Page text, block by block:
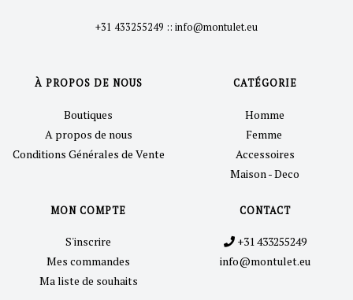
+31 433255249 :: info@montulet.eu
À PROPOS DE NOUS
Boutiques
A propos de nous
Conditions Générales de Vente
CATÉGORIE
Homme
Femme
Accessoires
Maison - Deco
MON COMPTE
S'inscrire
Mes commandes
Ma liste de souhaits
CONTACT
+31 433255249
info@montulet.eu